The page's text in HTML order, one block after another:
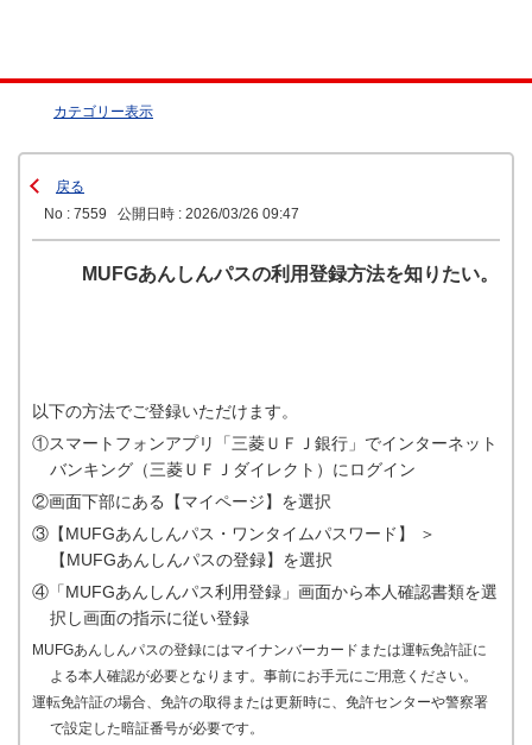
カテゴリー表示
戻る
No : 7559
公開日時 : 2026/03/26 09:47
MUFGあんしんパスの利用登録方法を知りたい。
以下の方法でご登録いただけます。
①スマートフォンアプリ「三菱ＵＦＪ銀行」でインターネット
バンキング（三菱ＵＦＪダイレクト）にログイン
②画面下部にある【マイページ】を選択
③【MUFGあんしんパス・ワンタイムパスワード】 ＞
【MUFGあんしんパスの登録】を選択
④「MUFGあんしんパス利用登録」画面から本人確認書類を選
択し画面の指示に従い登録
MUFGあんしんパスの登録にはマイナンバーカードまたは運転免許証に
よる本人確認が必要となります。事前にお手元にご用意ください。
運転免許証の場合、免許の取得または更新時に、免許センターや警察署
で設定した暗証番号が必要です。